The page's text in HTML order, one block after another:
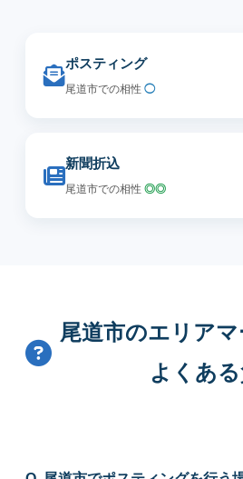
ポスティング
尾道市での相性 ◯
新聞折込
尾道市での相性 ◎◎
尾道市のエリア
よくあ